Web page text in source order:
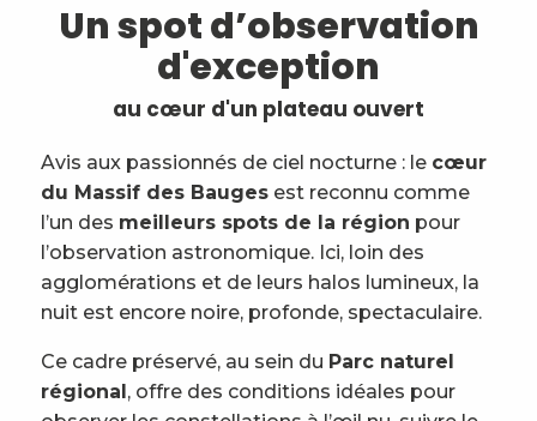
2 Un ciel préservé
Des passionnés pour vous guider
4
étoiles
5
Un sentier pour découvrir le ciel
autrement
Un spot d’observation
d'exception
au cœur d'un plateau ouvert
Avis aux passionnés de ciel nocturne : le cœur
du Massif des Bauges est reconnu comme
l’un des meilleurs spots de la région pour
l’observation astronomique. Ici, loin des
agglomérations et de leurs halos lumineux, la
nuit est encore noire, profonde, spectaculaire.
Ce cadre préservé, au sein du Parc naturel
régional, offre des conditions idéales pour